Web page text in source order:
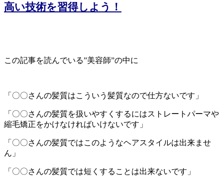
高い技術を習得しよう！
この記事を読んでいる”美容師”の中に
「〇〇さんの髪質はこういう髪質なので仕方ないです」
「〇〇さんの髪質を扱いやすくするにはストレートパーマや
縮毛矯正をかけなければいけないです」
「〇〇さんの髪質ではこのようなヘアスタイルは出来ませ
ん」
「〇〇さんの髪質では短くすることは出来ないです」